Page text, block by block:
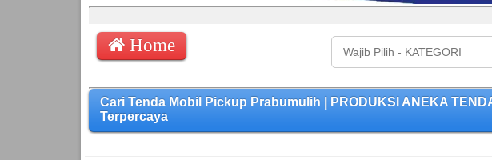
Home
Cari Tenda Mobil Pickup Prabumulih | PRODUKSI ANEKA
Terpercaya